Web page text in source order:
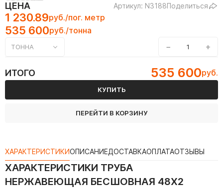
ЦЕНА Артикул: N3188Поделиться
1 230.89руб./пог. метр
535 600руб./тонна
ТОННА − +
ИТОГО 535 600руб.
КУПИТЬ
ПЕРЕЙТИ В КОРЗИНУ
ХАРАКТЕРИСТИКИОПИСАНИЕДОСТАВКАОПЛАТАОТЗЫВЫ
ХАРАКТЕРИСТИКИ ТРУБА
НЕРЖАВЕЮЩАЯ БЕСШОВНАЯ 48Х2